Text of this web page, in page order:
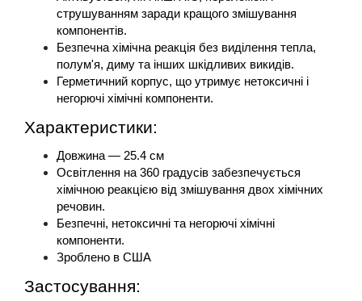
струшуванням заради кращого змішування
компонентів.
Безпечна хімічна реакція без виділення тепла,
полум'я, диму та інших шкідливих викидів.
Герметичний корпус, що утримує нетоксичні і
негорючі хімічні компоненти.
Характеристики:
Довжина — 25.4 см
Освітлення на 360 градусів забезпечується
хімічною реакцією від змішування двох хімічних
речовин.
Безпечні, нетоксичні та негорючі хімічні
компоненти.
Зроблено в США
Застосування: